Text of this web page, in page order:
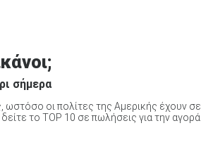
σήμερα
ωστόσο οι πολίτες της Αμερικής έχουν σε
το TOP 10 σε πωλήσεις για την αγορά